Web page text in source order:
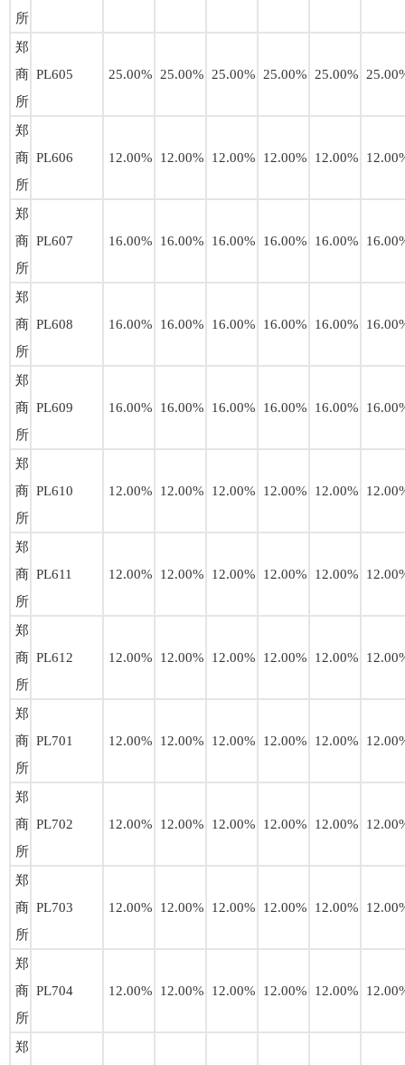
所
郑
商
所
PL605 25.00% 25.00% 25.00% 25.00% 25.00%
郑
商
所
PL606 12.00% 12.00% 12.00% 12.00% 12.00%
郑
商
所
PL607 16.00% 16.00% 16.00% 16.00% 16.00%
郑
商
所
PL608 16.00% 16.00% 16.00% 16.00% 16.00%
郑
商
所
PL609 16.00% 16.00% 16.00% 16.00% 16.00%
郑
商
所
PL610 12.00% 12.00% 12.00% 12.00% 12.00%
郑
商
所
PL611 12.00% 12.00% 12.00% 12.00% 12.00%
郑
商
所
PL612 12.00% 12.00% 12.00% 12.00% 12.00%
郑
商
所
PL701 12.00% 12.00% 12.00% 12.00% 12.00%
郑
商
所
PL702 12.00% 12.00% 12.00% 12.00% 12.00%
郑
商
所
PL703 12.00% 12.00% 12.00% 12.00% 12.00%
郑
商
所
PL704 12.00% 12.00% 12.00% 12.00% 12.00%
郑